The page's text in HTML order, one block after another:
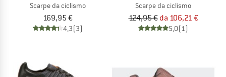
Scarpe da ciclismo
169,95 €
4,3(3)
Scarpe da ciclismo
124,95 € da 106,21 €
5,0(1)